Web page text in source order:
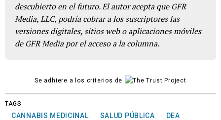
descubierto en el futuro. El autor acepta que GFR
Media, LLC, podría cobrar a los suscriptores las
versiones digitales, sitios web o aplicaciones móviles
de GFR Media por el acceso a la columna.
Se adhiere a los criterios de
TAGS
CANNABIS MEDICINAL SALUD PÚBLICA DEA